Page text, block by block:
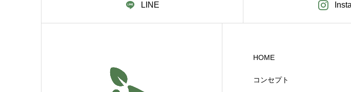
LINE
HOME
コンセプト